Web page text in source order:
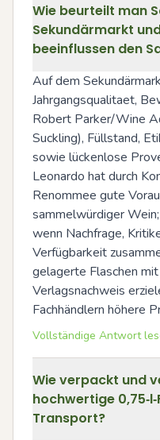
Wie beurteilt man
Sekundärmarkt
beeinflussen den
Auf dem
Jahrgangsqualitaet,
Robert Parker/Wine
Suckling), Füllstand,
sowie lückenlose
Leonardo hat durch
Renommee gute
sammelwürdiger
wenn Nachfrage,
Verfügbarkeit
gelagerte Flaschen
Verlagsnachweis
Fachhändlern höhere
Vollständige Antwort
Wie verpackt und
hochwertige
Transport?